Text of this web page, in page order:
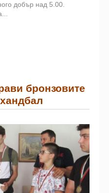
добър над 5.00.
бронзовите